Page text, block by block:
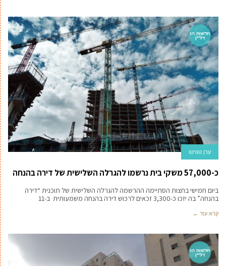
חדשות הנ
דל''ן
ערן טוויטו
כ-57,000 משקי בית נרשמו להגרלה השלישית של דירה בהנחה
ביום חמישי בחצות הסתיימה ההרשמה להגרלה השלישית של תוכנית “דירה
בהנחה” בה יזכו כ-3,300 זכאים לרכוש דירה בהנחה משמעותית ב-11
קרא עוד ←
חדשות הנ
דל''ן